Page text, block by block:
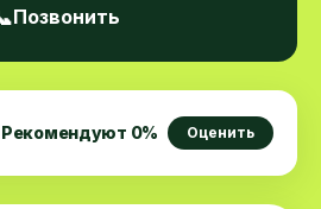
Рекомендуют 0% Оценить
Позвонить